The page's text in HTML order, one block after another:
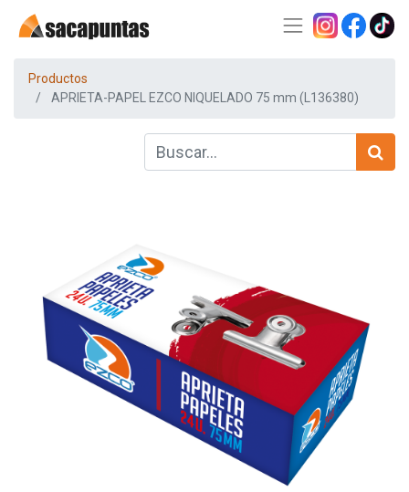
Productos
APRIETA-PAPEL EZCO NIQUELADO 75 mm (L136380)